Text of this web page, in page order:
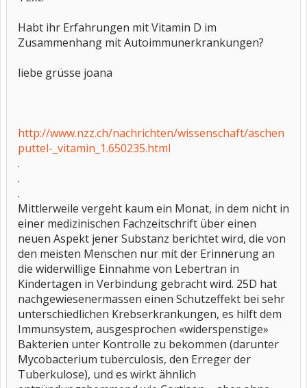
Habt ihr Erfahrungen mit Vitamin D im
Zusammenhang mit Autoimmunerkrankungen?
liebe grüsse joana
http://www.nzz.ch/nachrichten/wissenschaft/aschen
puttel-_vitamin_1.650235.html
.
.
.
Mittlerweile vergeht kaum ein Monat, in dem nicht in
einer medizinischen Fachzeitschrift über einen
neuen Aspekt jener Substanz berichtet wird, die von
den meisten Menschen nur mit der Erinnerung an
die widerwillige Einnahme von Lebertran in
Kindertagen in Verbindung gebracht wird. 25D hat
nachgewiesenermassen einen Schutzeffekt bei sehr
unterschiedlichen Krebserkrankungen, es hilft dem
Immunsystem, ausgesprochen «widerspenstige»
Bakterien unter Kontrolle zu bekommen (darunter
Mycobacterium tuberculosis, den Erreger der
Tuberkulose), und es wirkt ähnlich